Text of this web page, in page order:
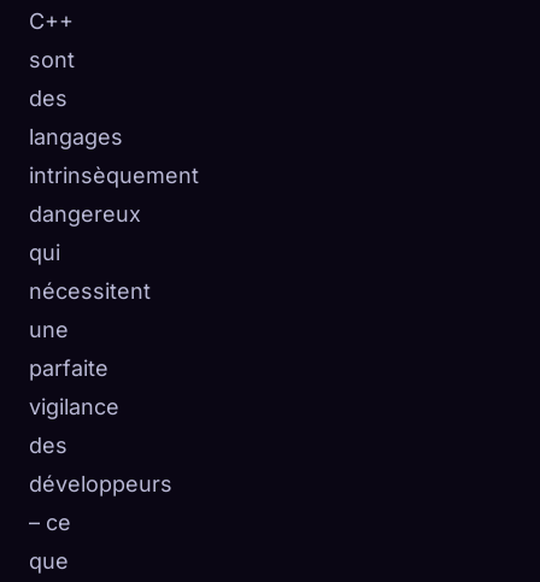
C++
sont
des
langages
intrinsèquement
dangereux
qui
nécessitent
une
parfaite
vigilance
des
développeurs
– ce
que